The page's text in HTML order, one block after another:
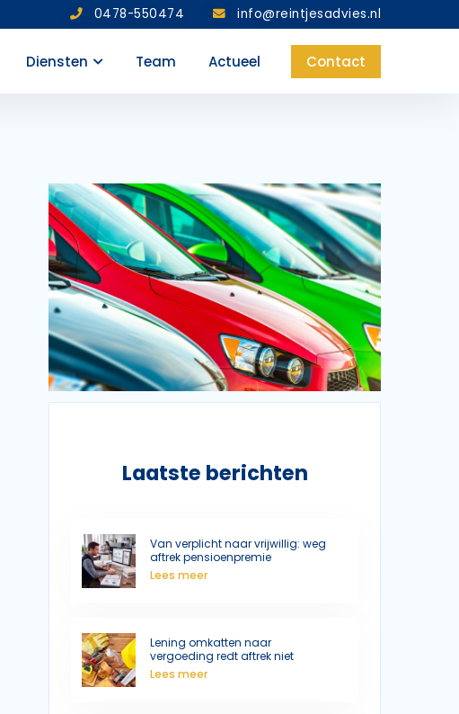
0478-550474 info@reintjesadvies.nl
Diensten Team Actueel Contact
Laatste berichten
Van verplicht naar vrijwillig: weg
aftrek pensioenpremie
Lees meer
Lening omkatten naar
vergoeding redt aftrek niet
Lees meer